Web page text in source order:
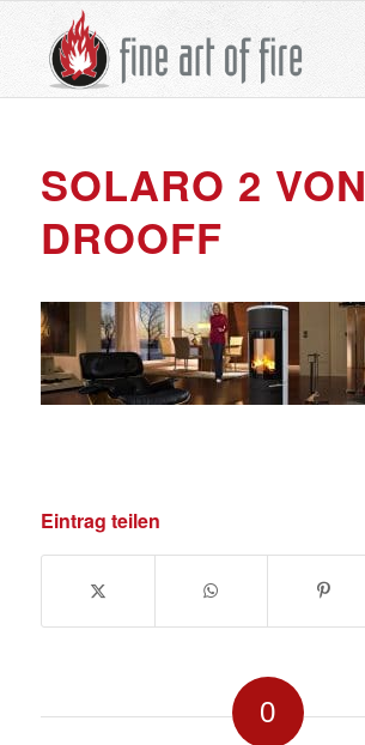
SOLARO 2 VON
DROOFF
Eintrag teilen
0